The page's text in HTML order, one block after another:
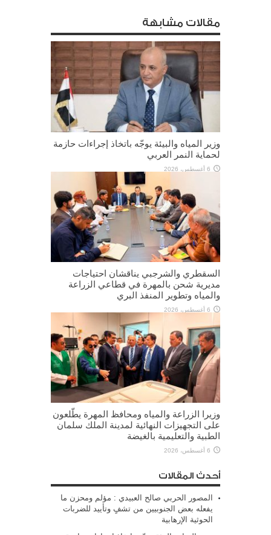
مقالات مشابهة
وزير المياه والبيئة يوجّه باتخاذ إجراءات حازمة
لحماية النمر العربي
6 أغسطس، 2026
السقطري والشرجبي يناقشان احتياجات
مديرية شحن بالمهرة في قطاعي الزراعة
والمياه وتطوير المنفذ البري
6 أغسطس، 2026
وزيرا الزراعة والمياه ومحافظ المهرة يطّلعون
على التجهيزات النهائية لمدينة الملك سلمان
الطبية والتعليمية بالغيضة
6 أغسطس، 2026
أحدث المقالات
المصور الحربي صالح العبيدي : مؤلم ومحزن ما
يفعله بعض الجنوبيين من تشفٍ وتأييد للضربات
الحوثية الإرهابية